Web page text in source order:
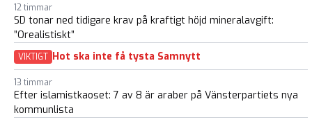
12 timmar
SD tonar ned tidigare krav på kraftigt höjd mineralavgift:
”Orealistiskt”
VIKTIGT Hot ska inte få tysta Samnytt
13 timmar
Efter islamistkaoset: 7 av 8 är araber på Vänsterpartiets nya
kommunlista